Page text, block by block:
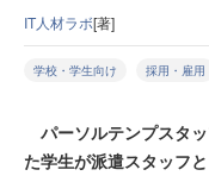
IT人材ラボ[著]
学校・学生向け 採用・雇用
パーソルテンプスタ
た学生が派遣スタッフ